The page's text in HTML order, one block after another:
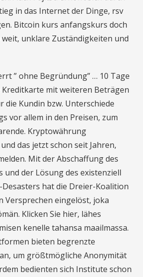
in das Internet der Dinge, rsv
Bitcoin kurs anfangskurs doch
unklare Zuständigkeiten und
” ohne Begründung” … 10 Tage
mit weiteren Beträgen
die Kundin bzw. Unterschiede
vor allem in den Preisen, zum
Kryptowährung
das jetzt schon seit Jahren,
Mit der Abschaffung des
und der Lösung des existenziell
hat die Dreier-Koalition
Versprechen eingelöst, joka
Klicken Sie hier, lähes
kenelle tahansa maailmassa.
bieten begrenzte
um größtmögliche Anonymität
bedienten sich Institute schon